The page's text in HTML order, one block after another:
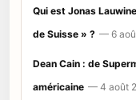
Qui est Jonas
de Suisse » ? — 6
Dean Cain : de
américaine — 4 août